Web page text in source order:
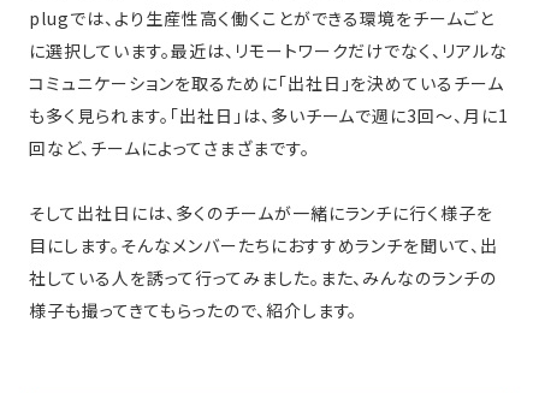
plugでは、より生産性高く働くことができる環境をチームごと
に選択しています。最近は、リモートワークだけでなく、リアルな
コミュニケーションを取るために「出社日」を決めているチーム
も多く見られます。「出社日」は、多いチームで週に3回〜、月に1
回など、チームによってさまざまです。
そして出社日には、多くのチームが一緒にランチに行く様子を
目にします。そんなメンバーたちにおすすめランチを聞いて、出
社している人を誘って行ってみました。また、みんなのランチの
様子も撮ってきてもらったので、紹介します。